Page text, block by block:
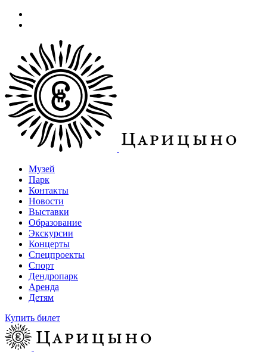
Музей
Парк
Контакты
Новости
Выставки
Образование
Экскурсии
Концерты
Спецпроекты
Спорт
Дендропарк
Аренда
Детям
Купить билет